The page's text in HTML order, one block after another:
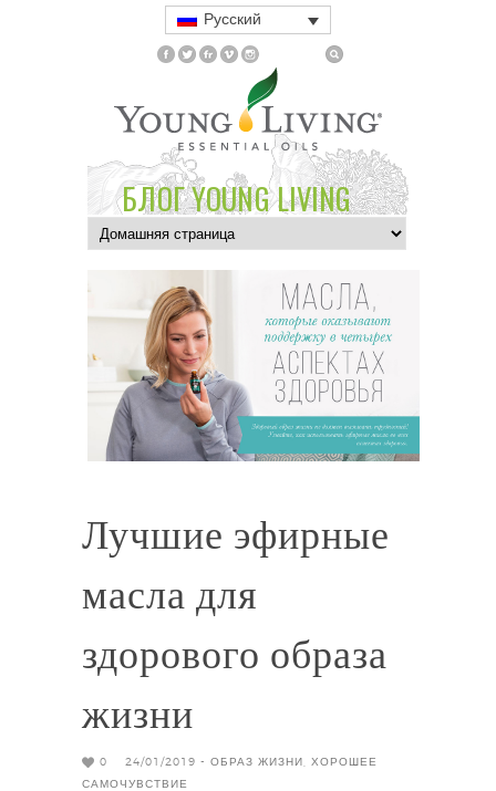
Русский
БЛОГ YOUNG LIVING
Лучшие эфирные
масла для
здорового образа
жизни
0 24/01/2019 - ОБРАЗ ЖИЗНИ
ХОРОШЕЕ
САМОЧУВСТВИЕ